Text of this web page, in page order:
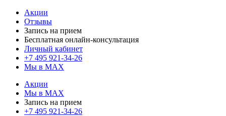
Акции
Отзывы
Запись на прием
Бесплатная онлайн-консультация
Личный кабинет
+7 495 921-34-26
Мы в MAX
Акции
Мы в MAX
Запись на прием
+7 495 921-34-26